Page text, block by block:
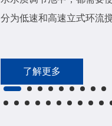
分为低速和高速立式环流
了解更多